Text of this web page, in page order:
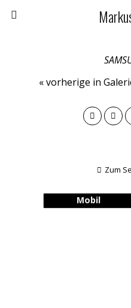
« vorherige in
Zum
Mobil